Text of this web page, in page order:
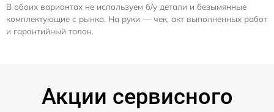
В обоих вариантах не используем б/у детали и безымянные
комплектующие с рынка. На руки — чек, акт выполненных работ
и гарантийный талон.
Акции сервисного